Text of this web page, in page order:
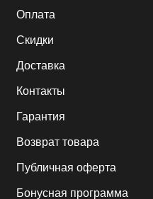
Оплата
Скидки
Доставка
Контакты
Гарантия
Возврат товара
Публичная оферта
Бонусная программа